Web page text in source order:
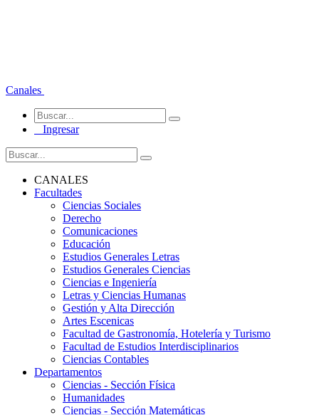
Canales
Ingresar
CANALES
Facultades
Ciencias Sociales
Derecho
Comunicaciones
Educación
Estudios Generales Letras
Estudios Generales Ciencias
Ciencias e Ingeniería
Letras y Ciencias Humanas
Gestión y Alta Dirección
Artes Escenicas
Facultad de Gastronomía, Hotelería y Turismo
Facultad de Estudios Interdisciplinarios
Ciencias Contables
Departamentos
Ciencias - Sección Física
Humanidades
Ciencias - Sección Matemáticas